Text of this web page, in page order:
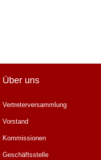
Über uns
Vertreterversammlung
Vorstand
Kommissionen
Geschäftsstelle